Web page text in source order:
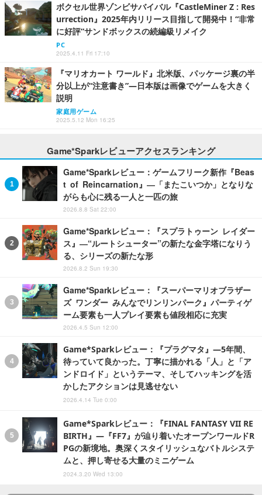
ボクセル世界ゾンビサバイバル『CastleMiner Z : Res
urrection』2025年内リリース目指して開発中！“非常
に好評”サンドボックスの続編級リメイク
PC
2025.4.11 Fri 17:10
『マリオカート ワールド』北米版、パッケージ裏の半
分以上が“注意書き”―日本版は画像でゲームを大きく
説明
家庭用ゲーム
2025.5.12 Mon 16:25
Game*Sparkレビューアクセスランキング
Game*Sparkレビュー：ゲームフリーク新作『Beas
t of Reincarnation』―「またこいつか」となりな
がらも心に残る一人と一匹の旅
2026.8.8 Sat 22:00
Game*Sparkレビュー：『スプラトゥーン レイダー
ス』―“ルートシューター”の新たな金字塔になりう
る、シリーズの新たな形
2026.8.2 Sun 19:30
Game*Sparkレビュー：『スーパーマリオブラザー
ズ ワンダー みんなでリンリンパーク』パーティゲ
ーム要素も一人プレイ要素も値段相応に充実
2026.4.5 Sun 12:00
Game*Sparkレビュー：『プラグマタ』―5年間、
待っていて良かった。丁寧に描かれる「人」と「ア
ンドロイド」というテーマ、そしてハッキングを活
かしたアクションは見逃せない
2026.4.14 Tue 0:00
Game*Sparkレビュー：『FINAL FANTASY VII RE
BIRTH』―『FF7』が辿り着いたオープンワールドR
PGの新境地。奥深くスタイリッシュなバトルシステ
ムと、押し寄せる大量のミニゲーム
2024.3.20 Wed 13:00